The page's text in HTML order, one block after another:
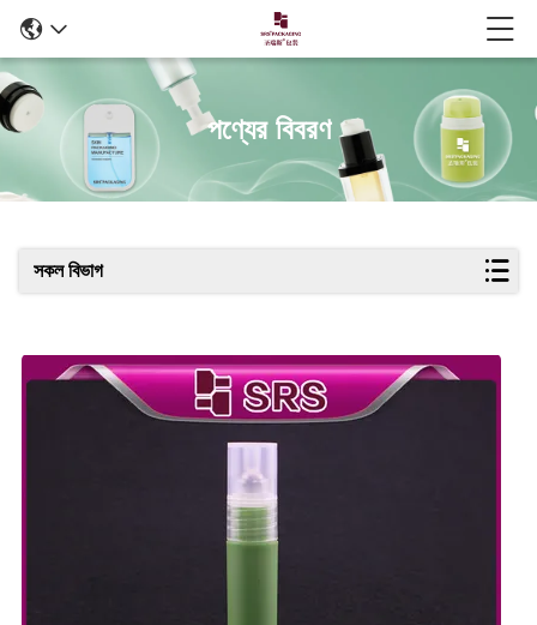
পণ্যের বিবরণ
সকল বিভাগ